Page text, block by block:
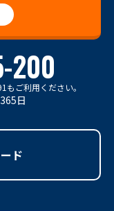
200
もご利用ください。
日
ド